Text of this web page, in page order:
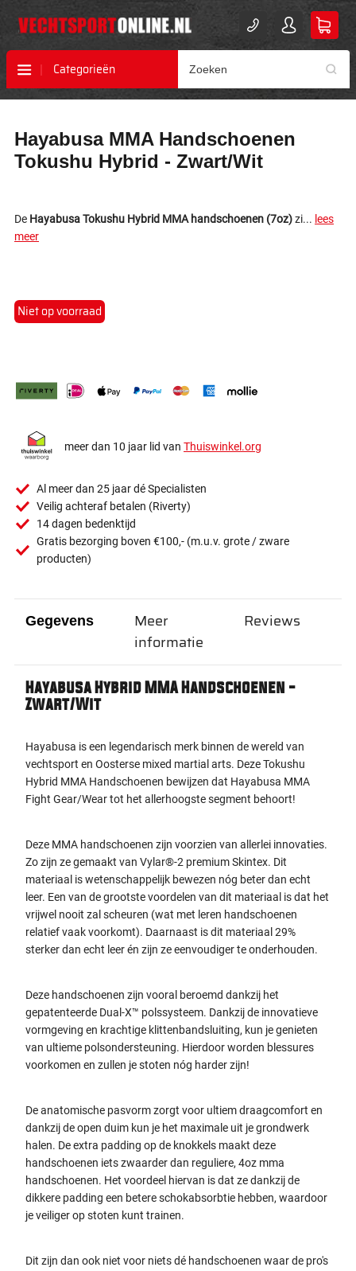
Categorieën
naar
het
einde
afbeeldingen-
gallerij
naar
het
begin
afbeeldingen-
gallerij
Hayabusa MMA Handschoenen
Tokushu Hybrid - Zwart/Wit
De Hayabusa Tokushu Hybrid MMA handschoenen (7oz)zi... lees
meer
Niet op voorraad
meer dan 10 jaar lid van Thuiswinkel.org
Al meer dan 25 jaar dé Specialisten
Veilig achteraf betalen (Riverty)
14 dagen bedenktijd
Gratis bezorging boven €100,- (m.u.v. grote / zware
producten)
Gegevens
Hayabusa Hybrid MMA Handschoenen -
Zwart/Wit
Hayabusa is een legendarisch merk binnen de wereld van
vechtsport en Oosterse mixed martial arts. Deze Tokushu
Hybrid MMA Handschoenen bewijzen dat Hayabusa MMA
Fight Gear/Wear tot het allerhoogste segment behoort!
Deze MMA handschoenen zijn voorzien van allerlei innovaties.
Zo zijn ze gemaakt van Vylar®-2 premium Skintex. Dit
materiaal is wetenschappelijk bewezen nóg beter dan echt
leer. Een van de grootste voordelen van dit materiaal is dat het
vrijwel nooit zal scheuren (wat met leren handschoenen
relatief vaak voorkomt). Daarnaast is dit materiaal 29%
sterker dan echt leer én zijn ze eenvoudiger te onderhouden.
Deze handschoenen zijn vooral beroemd dankzij het
gepatenteerde Dual-X™ polssysteem. Dankzij de innovatieve
vormgeving en krachtige klittenbandsluiting, kun je genieten
van ultieme polsondersteuning. Hierdoor worden blessures
voorkomen en zullen je stoten nóg harder zijn!
De anatomische pasvorm zorgt voor ultiem draagcomfort en
dankzij de open duim kun je het maximale uit je grondwerk
halen. De extra padding op de knokkels maakt deze
handschoenen iets zwaarder dan reguliere, 4oz mma
handschoenen. Het voordeel hiervan is dat ze dankzij de
dikkere padding een betere schokabsorbtie hebben, waardoor
je veiliger op stoten kunt trainen.
Dit zijn dan ook niet voor niets dé handschoenen waar de pro's
Meer
informatie
Reviews